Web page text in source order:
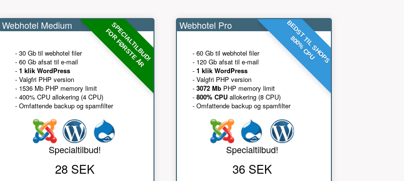
SPECIALTILBUD!
FOR FØRSTE ÅR
Webhotel Medium
- 30 Gb til webhotel filer
- 60 Gb afsat til e-mail
- 1 klik WordPress
- Valgfri PHP version
- 1536 Mb PHP memory limit
- 400% CPU allokering (4 CPU)
- Omfattende backup og spamfilter
Specialtilbud!
28 SEK
BEDST TIL SHOPS
800% CPU
Webhotel Pro
- 60 Gb til webhotel filer
- 120 Gb afsat til e-mail
- 1 klik WordPress
- Valgfri PHP version
- 3072 Mb PHP memory limit
- 800% CPU allokering (8 CPU)
- Omfattende backup og spamfilter
Specialtilbud!
36 SEK